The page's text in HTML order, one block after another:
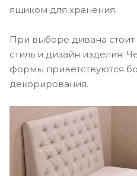
ящиком для хранения.
При выборе дивана
стиль и дизайн изделия.
формы приветствуются
декорирования.